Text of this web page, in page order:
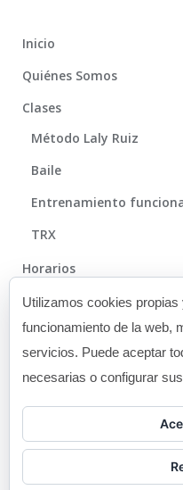
Inicio
Quiénes Somos
Clases
Método Laly Ruiz
Baile
Entrenamiento
TRX
Horarios
Método
Galería
Utilizamos cookies
funcionamiento de la web,
servicios. Puede aceptar
necesarias o configurar